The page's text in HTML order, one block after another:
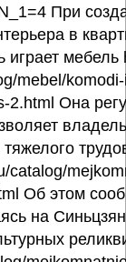
При
в
играет мебель
mebel/
2.html Она
catalog/
Об этом
на